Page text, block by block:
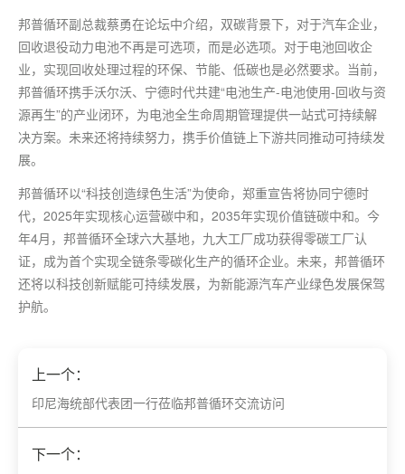
邦普循环副总裁蔡勇在论坛中介绍，双碳背景下，对于汽车企业，
回收退役动力电池不再是可选项，而是必选项。对于电池回收企
业，实现回收处理过程的环保、节能、低碳也是必然要求。当前，
邦普循环携手沃尔沃、宁德时代共建“电池生产-电池使用-回收与资
源再生”的产业闭环，为电池全生命周期管理提供一站式可持续解
决方案。未来还将持续努力，携手价值链上下游共同推动可持续发
展。
邦普循环以“科技创造绿色生活”为使命，郑重宣告将协同宁德时
代，2025年实现核心运营碳中和，2035年实现价值链碳中和。今
年4月，邦普循环全球六大基地，九大工厂成功获得零碳工厂认
证，成为首个实现全链条零碳化生产的循环企业。未来，邦普循环
还将以科技创新赋能可持续发展，为新能源汽车产业绿色发展保驾
护航。
上一个：
印尼海统部代表团一行莅临邦普循环交流访问
下一个：